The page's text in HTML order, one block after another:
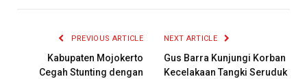
PREVIOUS ARTICLE
Kabupaten Mojokerto
Cegah Stunting dengan
NEXT ARTICLE
Gus Barra Kunjungi Korban
Kecelakaan Tangki Seruduk